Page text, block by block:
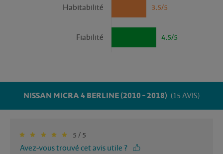
3.5/5
Habitabilité
4.5/5
Fiabilité
NISSAN MICRA 4 BERLINE (2010 - 2018) (15 AVIS)
5 / 5
Avez-vous trouvé cet avis utile ?